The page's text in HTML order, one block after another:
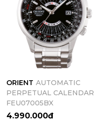
ORIENT AUTOMATIC
PERPETUAL CALENDAR
FEU07005BX
4.990.000đ